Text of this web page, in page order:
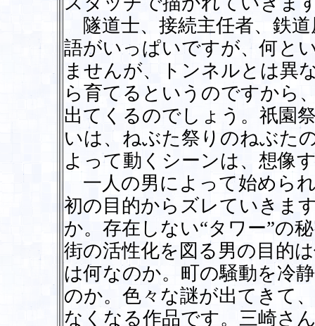
隧道士、接続主任者、鉄
語がいっぱいですが、何と
ませんが、トンネルとは異
ら育てるというのですから
出てくるのでしょう。祇園
いは、ねぶた祭りのねぶた
よって動くシーンは、想像
一人の男によって始めら
初の目的からズレていきま
か。存在しない“タワー”の
街の活性化を図る男の目的
は何なのか。町の騒動を冷
のか。色々な謎が出てきて
なくなる作品です。三崎さ